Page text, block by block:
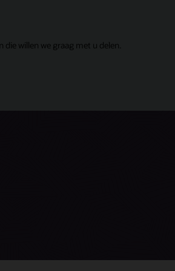
willen we graag met u delen.